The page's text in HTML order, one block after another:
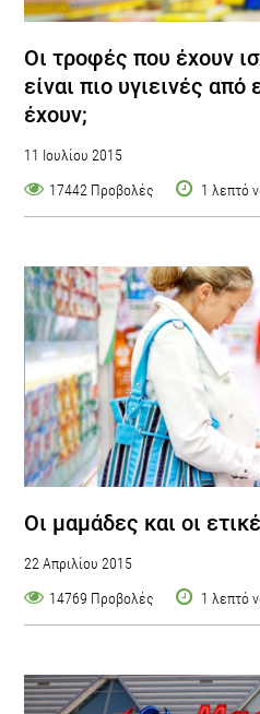
Οι τροφές που έχουν
είναι πιο υγιεινές
έχουν;
11 Ιουλίου 2015
17442 Προβολές
1 λεπτό
Οι μαμάδες και οι
22 Απριλίου 2015
14769 Προβολές
1 λεπτό